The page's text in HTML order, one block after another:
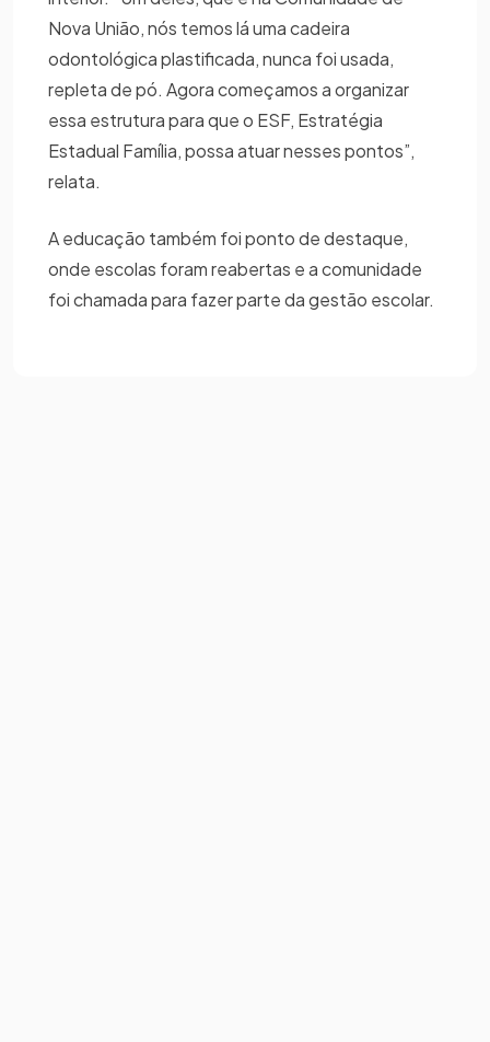
Nova União, nós temos lá uma cadeira
odontológica plastificada, nunca foi usada,
repleta de pó. Agora começamos a organizar
essa estrutura para que o ESF, Estratégia
Estadual Família, possa atuar nesses pontos”,
relata.
A educação também foi ponto de destaque,
onde escolas foram reabertas e a comunidade
foi chamada para fazer parte da gestão escolar.